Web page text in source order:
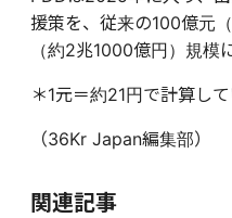
援策を、従来の100億元
（約2兆1000億円）規模
＊1元＝約21円で計算して
（36Kr Japan編集部）
関連記事